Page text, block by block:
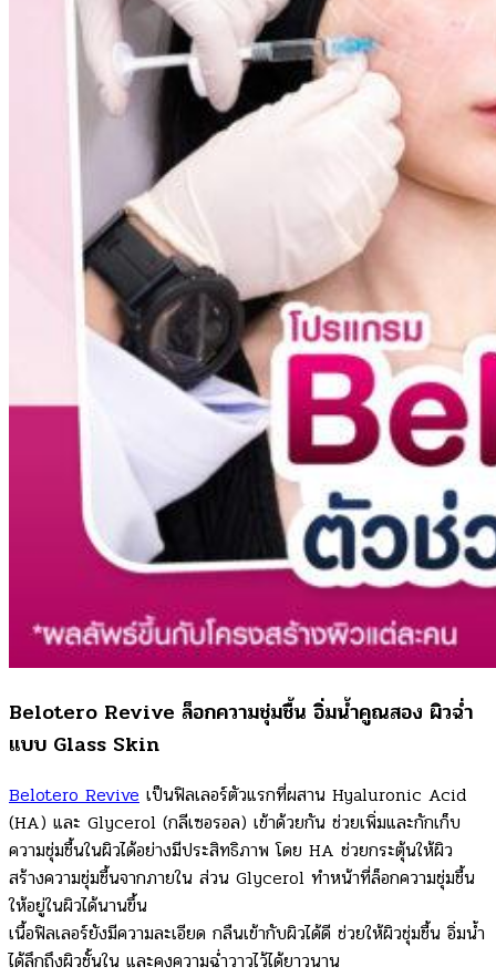
Belotero Revive ล็อกความชุ่มชื้น อิ่มน้ำคูณสอง ผิวฉ่ำ
แบบ Glass Skin
Belotero Revive เป็นฟิลเลอร์ตัวแรกที่ผสาน Hyaluronic Acid
(HA) และ Glycerol (กลีเซอรอล) เข้าด้วยกัน ช่วยเพิ่มและกักเก็บ
ความชุ่มชื้นในผิวได้อย่างมีประสิทธิภาพ โดย HA ช่วยกระตุ้นให้ผิว
สร้างความชุ่มชื้นจากภายใน ส่วน Glycerol ทำหน้าที่ล็อกความชุ่มชื้น
ให้อยู่ในผิวได้นานขึ้น
เนื้อฟิลเลอร์ยังมีความละเอียด กลืนเข้ากับผิวได้ดี ช่วยให้ผิวชุ่มชื้น อิ่มน้ำ
ได้ลึกถึงผิวชั้นใน และคงความฉ่ำวาวไว้ได้ยาวนาน